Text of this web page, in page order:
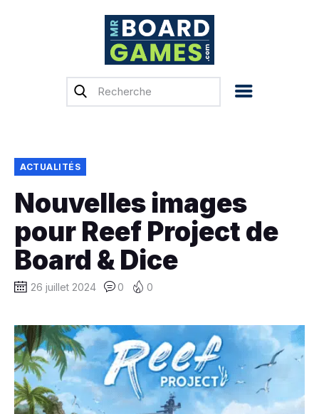
Accueil
Previews
Tops, Conseils &
Guides d’achat
Financement
participatif
Français
ACTUALITÉS
Nouvelles images
pour Reef Project de
Board & Dice
26 juillet 2024 0 0